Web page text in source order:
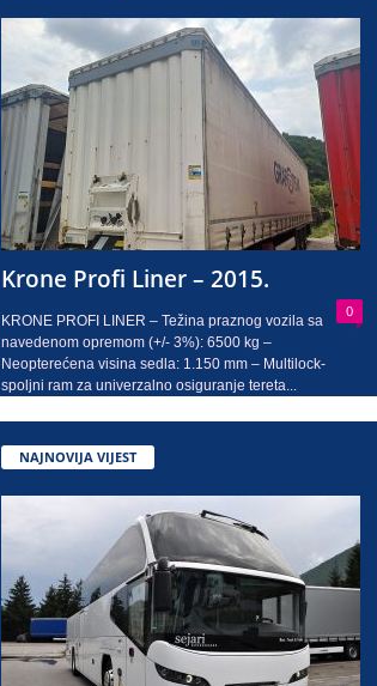
a
j
o
Krone Profi Liner – 2015.
0
KRONE PROFI LINER – Težina praznog vozila sa
navedenom opremom (+/- 3%): 6500 kg –
Neopterećena visina sedla: 1.150 mm – Multilock-
spoljni ram za univerzalno osiguranje tereta...
NAJNOVIJA VIJEST